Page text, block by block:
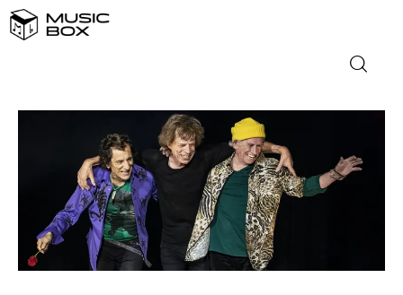
NASLOVNICA
DOMAĆA GLAZBA
STRANA GLAZBA
FILM